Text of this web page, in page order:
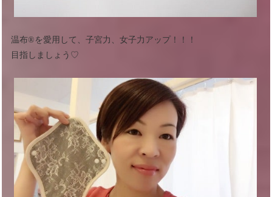
温布®︎を愛用して、子宮力、女子力アップ！！！
目指しましょう♡